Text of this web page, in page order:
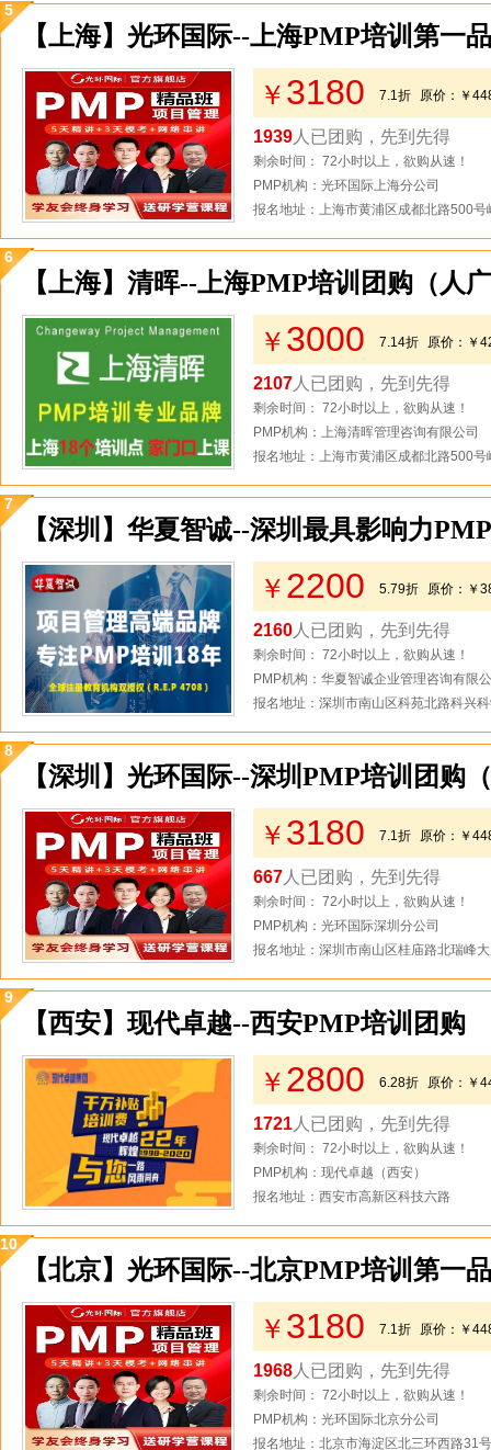
5
【上海】光环国际--上海PMP培训第一
￥ 3180 7.1折 原价： ￥
1939 人已团购，先到先得
剩余时间： 72小时以上，欲购从速！
PMP机构：光环国际上海分公司
报名地址：上海市黄浦区成都北路500
6
【上海】清晖--上海PMP培训团购（人
￥ 3000 7.14折 原价： ￥
2107 人已团购，先到先得
剩余时间： 72小时以上，欲购从速！
PMP机构：上海清晖管理咨询有限公司
报名地址：上海市黄浦区成都北路500
7
【深圳】华夏智诚--深圳最具影响力
￥ 2200 5.79折 原价： ￥
2160 人已团购，先到先得
剩余时间： 72小时以上，欲购从速！
PMP机构：华夏智诚企业管理咨询有限
报名地址：深圳市南山区科苑北路科兴
8
【深圳】光环国际--深圳PMP培训团购
￥ 3180 7.1折 原价： ￥
667 人已团购，先到先得
剩余时间： 72小时以上，欲购从速！
PMP机构：光环国际深圳分公司
报名地址：深圳市南山区桂庙路北瑞峰
9
【西安】现代卓越--西安PMP培训团购
￥ 2800 6.28折 原价： ￥
1721 人已团购，先到先得
剩余时间： 72小时以上，欲购从速！
PMP机构：现代卓越（西安）
报名地址：西安市高新区科技六路
10
【北京】光环国际--北京PMP培训第一
￥ 3180 7.1折 原价： ￥
1968 人已团购，先到先得
剩余时间： 72小时以上，欲购从速！
PMP机构：光环国际北京分公司
报名地址：北京市海淀区北三环西路31